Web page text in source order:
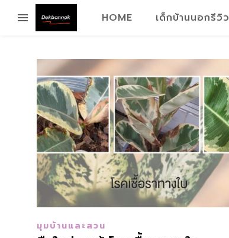
HOME เด็กบ้านนอกรีวิว
มุมบ้านและสวน